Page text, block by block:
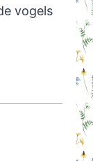
vogels